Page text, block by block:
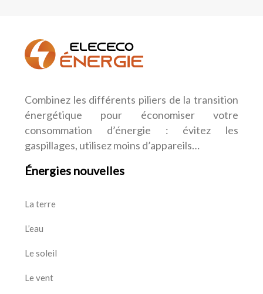
Combinez les différents piliers de la transition
énergétique pour économiser votre
consommation d’énergie : évitez les
gaspillages, utilisez moins d’appareils…
Énergies nouvelles
La terre
L’eau
Le soleil
Le vent